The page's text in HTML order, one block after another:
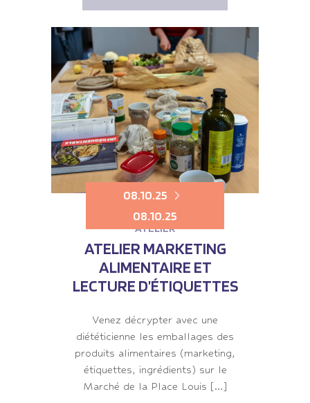
08.10.25
08.10.25
ATELIER
ATELIER MARKETING
ALIMENTAIRE ET
LECTURE D’ÉTIQUETTES
Venez décrypter avec une
diététicienne les emballages des
produits alimentaires (marketing,
étiquettes, ingrédients) sur le
Marché de la Place Louis […]